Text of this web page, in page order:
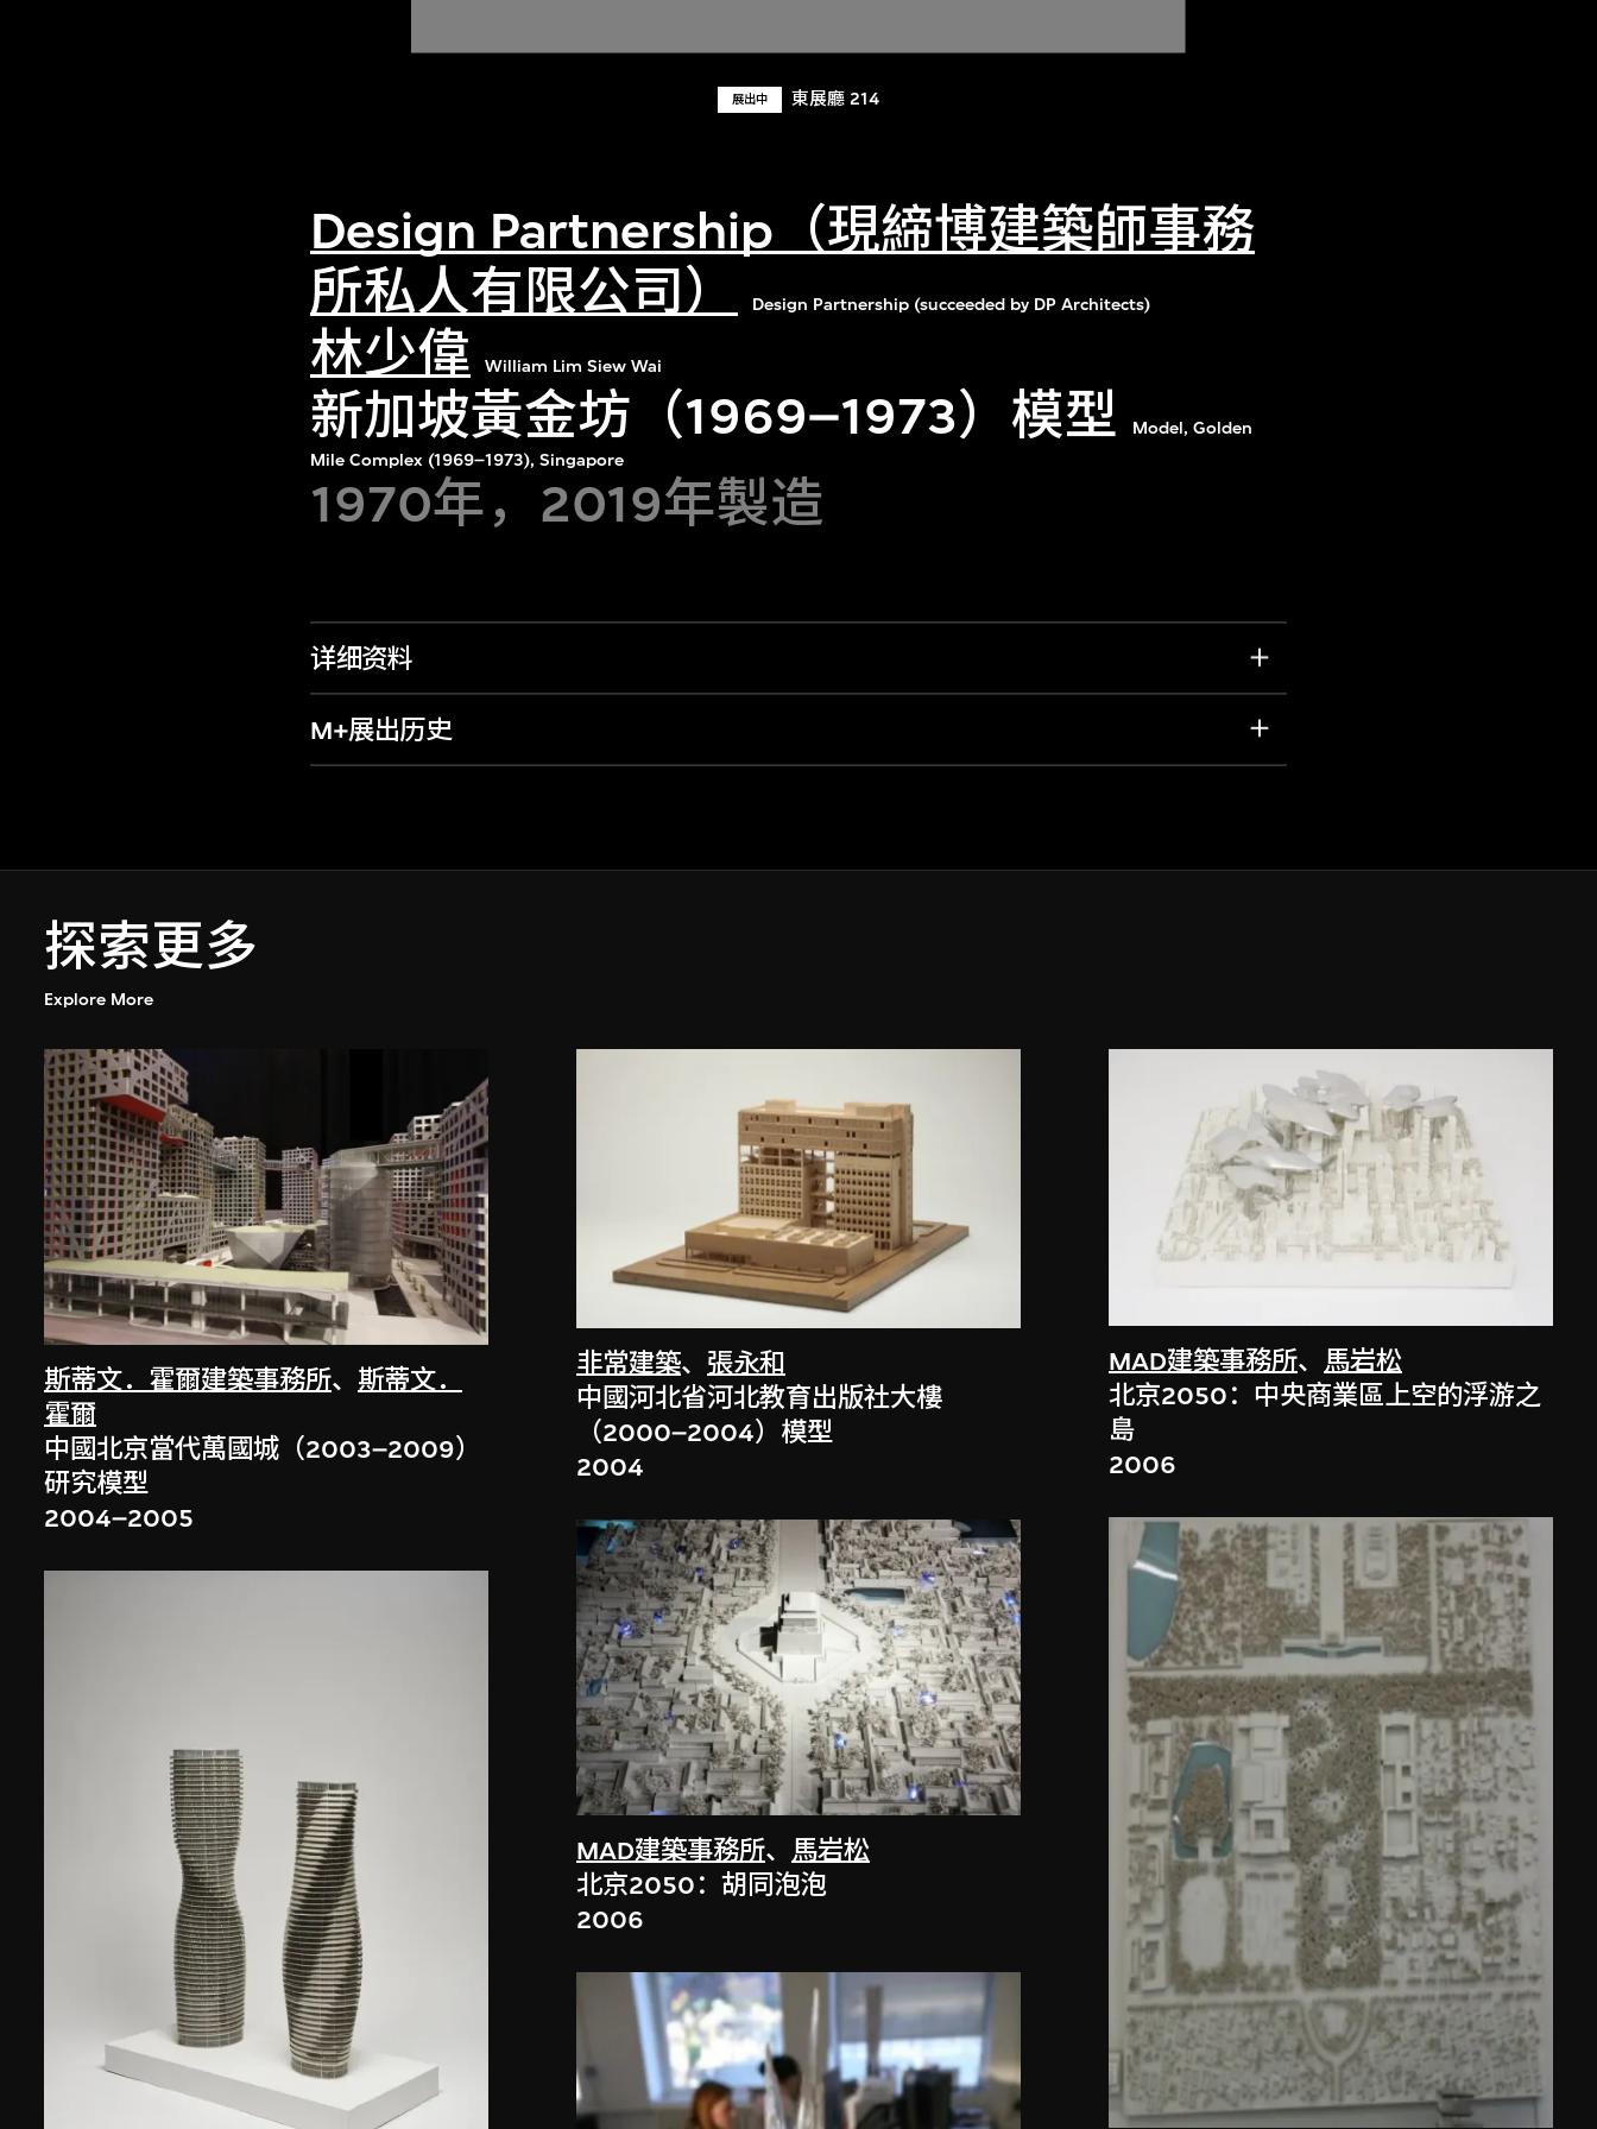
展出中 東展廳 214
Design Partnership（現締博建築師事務
所私人有限公司）
Design Partnership (succeeded by DP Architects)
林少偉 William Lim Siew Wai
新加坡黃金坊（1969–1973）模型
Model, Golden
Mile Complex (1969–1973), Singapore
1970年，2019年製造
详细资料
M+展出历史
探索更多
Explore More
斯蒂文．霍爾建築事務所、 斯蒂文．
霍爾
中國北京當代萬國城（2003–2009）
研究模型
2004–2005
非常建築、 張永和
中國河北省河北教育出版社大樓
（2000–2004）模型
2004
MAD建築事務所、 馬岩松
北京2050：胡同泡泡
2006
MAD建築事務所、 馬岩松
北京2050：中央商業區上空的浮游之
島
2006